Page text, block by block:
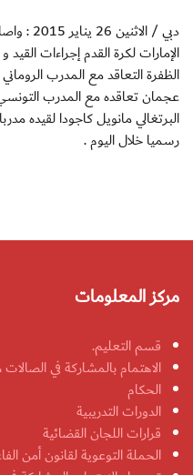
دبي /
الإمارات لكرة القدم إجراءات
الظفرة التعاقد مع المدرب
عجمان تعاقده مع المدرب
البرتغالي مانويل كاجودا لقيده
رسميا خلال اليوم .
مركز المعلومات
قسم التعليم.
الاهتمام بالمشاركة في الصالات
الحكام
الدورات التدريبية
قرارات اللجان القضائية
الحملة التوعوية لقانون أمن